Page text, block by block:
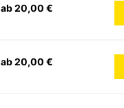
ab 20,00 €
ab 20,00 €